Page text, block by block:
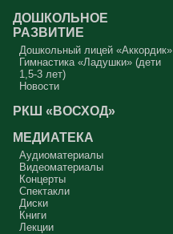
ДОШКОЛЬНОЕ
РАЗВИТИЕ
Дошкольный лицей «Аккордик»
Гимнастика «Ладушки» (дети
1,5-3 лет)
Новости
РКШ «ВОСХОД»
МЕДИАТЕКА
Аудиоматериалы
Видеоматериалы
Концерты
Спектакли
Диски
Книги
Лекции